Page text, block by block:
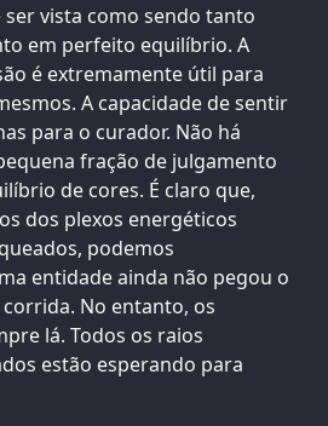
ser vista como sendo tanto
em perfeito equilíbrio. A
é extremamente útil para
A capacidade de sentir
para o curador. Não há
fração de julgamento
de cores. É claro que,
dos plexos energéticos
podemos
entidade ainda não pegou o
No entanto, os
lá. Todos os raios
estão esperando para